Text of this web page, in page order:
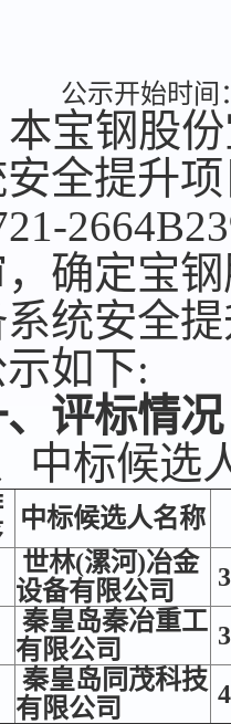
公示开始时间
宝钢股份
全提升
，确定宝
统安全
如下:
评标情况
中标候选
中标候选人名称
世林(漯河)冶金
设备有限公司
秦皇岛秦冶重工
有限公司
秦皇岛同茂科技
有限公司